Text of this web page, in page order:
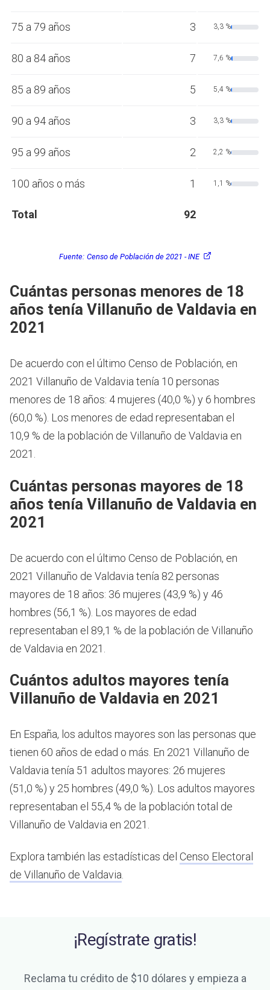
75 a 79 años 3 3,3 %
80 a 84 años 7 7,6 %
85 a 89 años 5 5,4 %
90 a 94 años 3 3,3 %
95 a 99 años 2 2,2 %
100 años o más 1 1,1 %
Total 92
Fuente: Censo de Población de 2021 - INE
Cuántas personas menores de 18
años tenía Villanuño de Valdavia en
2021
De acuerdo con el último Censo de Población, en
2021 Villanuño de Valdavia tenía 10 personas
menores de 18 años: 4 mujeres (40,0 %) y 6 hombres
(60,0 %). Los menores de edad representaban el
10,9 % de la población de Villanuño de Valdavia en
2021.
Cuántas personas mayores de 18
años tenía Villanuño de Valdavia en
2021
De acuerdo con el último Censo de Población, en
2021 Villanuño de Valdavia tenía 82 personas
mayores de 18 años: 36 mujeres (43,9 %) y 46
hombres (56,1 %). Los mayores de edad
representaban el 89,1 % de la población de Villanuño
de Valdavia en 2021.
Cuántos adultos mayores tenía
Villanuño de Valdavia en 2021
En España, los adultos mayores son las personas que
tienen 60 años de edad o más. En 2021 Villanuño de
Valdavia tenía 51 adultos mayores: 26 mujeres
(51,0 %) y 25 hombres (49,0 %). Los adultos mayores
representaban el 55,4 % de la población total de
Villanuño de Valdavia en 2021.
Explora también las estadísticas del Censo Electoral
de Villanuño de Valdavia
¡Regístrate gratis!
Reclama tu crédito de $10 dólares y empieza a